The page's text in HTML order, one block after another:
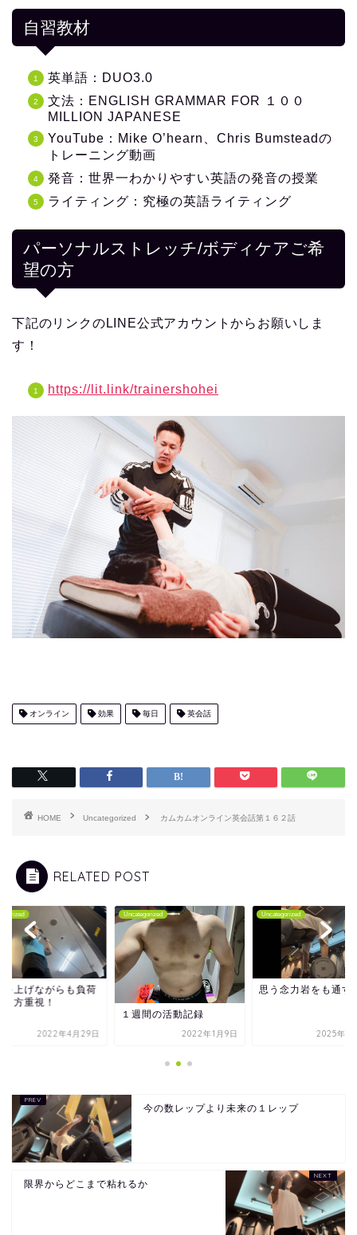
自習教材
英単語：DUO3.0
文法：ENGLISH GRAMMAR FOR １００
MILLION JAPANESE
YouTube：Mike O’hearn、Chris Bumsteadの
トレーニング動画
発音：世界一わかりやすい英語の発音の授業
ライティング：究極の英語ライティング
パーソナルストレッチ/ボディケアご希
望の方
下記のリンクのLINE公式アカウントからお願いしま
す！
https://lit.link/trainershohei
オンライン 効果 毎日 英会話
HOME Uncategorized カムカムオンライン英会話第１６２話
RELATED POST
を上げながらも負荷
り方重視！
2022年4月29日
Uncategorized
１週間の活動記録
2022年1月9日
Uncategorized
思う念力岩をも通す
2025年8
今の数レップより未来の１レップ
限界からどこまで粘れるか